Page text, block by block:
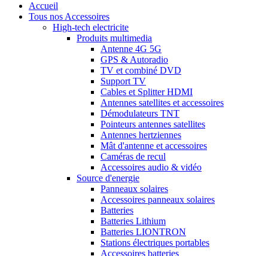
Accueil
Tous nos Accessoires
High-tech electricite
Produits multimedia
Antenne 4G 5G
GPS & Autoradio
TV et combiné DVD
Support TV
Cables et Splitter HDMI
Antennes satellites et accessoires
Démodulateurs TNT
Pointeurs antennes satellites
Antennes hertziennes
Mât d'antenne et accessoires
Caméras de recul
Accessoires audio & vidéo
Source d'energie
Panneaux solaires
Accessoires panneaux solaires
Batteries
Batteries Lithium
Batteries LIONTRON
Stations électriques portables
Accessoires batteries